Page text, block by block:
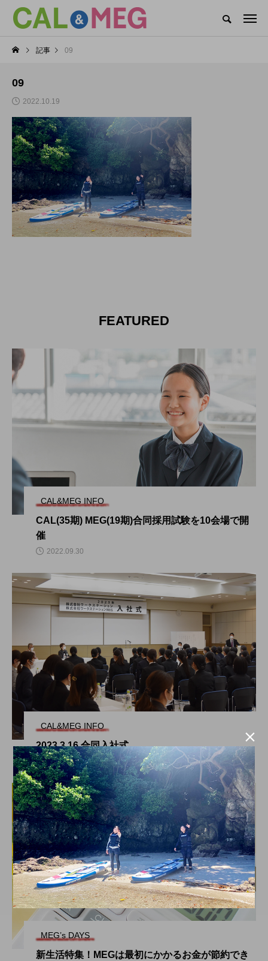
CAL&MEGがお届けするWEBマガジン
CAL&MEG INFO
カテゴリー新着記事
CAL’s DAYS MEG’s DAYS
CALからMEG MEG イベント
インタビュー おもてなし プライベート
大自然 寮 採用試験 着物
記事 09
09
2022.10.19
FEATURED
CAL&MEG INFO
CAL(35期) MEG(19期)合同採用試験を10会場で開
催
2022.09.30
CAL&MEG INFO
2023.3.16 合同入社式
2023.04.15
MEG’s DAYS
新生活特集！MEGは最初にかかるお金が節約でき
